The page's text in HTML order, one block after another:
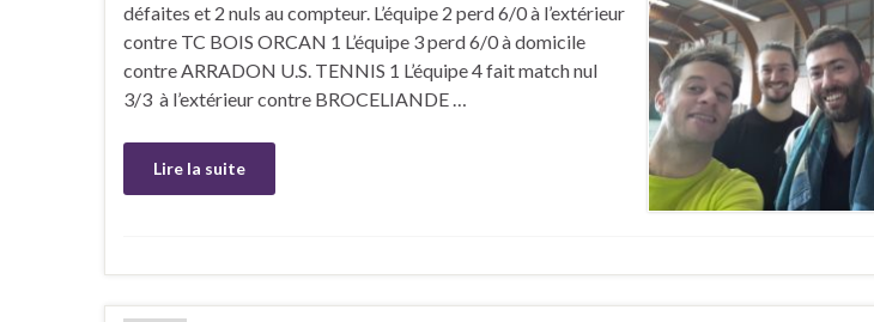
défaites et 2 nuls au compteur. L’équipe 2 perd 6/0 à l’extérieur
contre TC BOIS ORCAN 1 L’équipe 3 perd 6/0 à domicile
contre ARRADON U.S. TENNIS 1 L’équipe 4 fait match nul
3/3 à l’extérieur contre BROCELIANDE …
Lire la suite